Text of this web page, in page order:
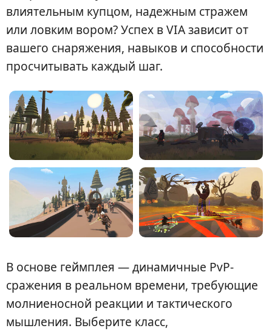
влиятельным купцом, надежным стражем
или ловким вором? Успех в VIA зависит от
вашего снаряжения, навыков и способности
просчитывать каждый шаг.
В основе геймплея — динамичные PvP-
сражения в реальном времени, требующие
молниеносной реакции и тактического
мышления. Выберите класс,